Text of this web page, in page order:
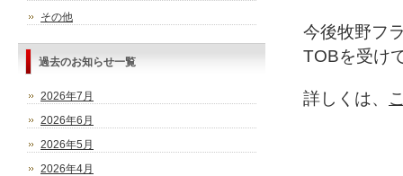
今後牧野フ
TOBを受け
詳しくは、
その他
過去のお知らせ一覧
2026年7月
2026年6月
2026年5月
2026年4月